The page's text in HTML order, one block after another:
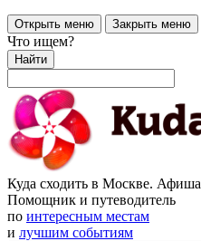
Открыть меню Закрыть меню
Что ищем?
Найти
Куда сходить в Москве. Афиша
Помощник и путеводитель
по интересным местам
и лучшим событиям